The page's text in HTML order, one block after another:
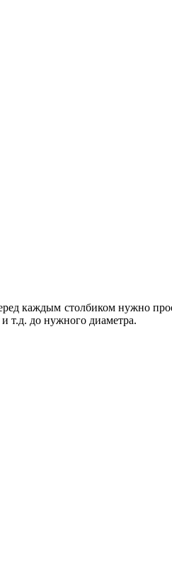
каждым столбиком нужно
т.д. до нужного диаметра.